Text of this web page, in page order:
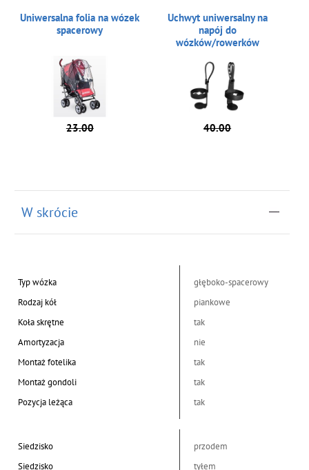
Uniwersalna folia na wózek
spacerowy
23.00
Uchwyt uniwersalny na
napój do
wózków/rowerków
40.00
W skrócie
Typ wózka
głęboko-spacerowy
Rodzaj kół
piankowe
Koła skrętne
tak
Amortyzacja
nie
Montaż fotelika
tak
Montaż gondoli
tak
Pozycja leżąca
tak
Siedzisko
przodem
Siedzisko
tyłem